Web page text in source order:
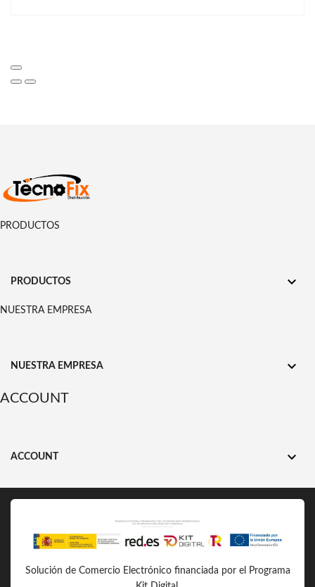
PRODUCTOS
PRODUCTOS 
NUESTRA EMPRESA
NUESTRA EMPRESA 
ACCOUNT
ACCOUNT 
Solución de Comercio Electrónico financiada por el Programa